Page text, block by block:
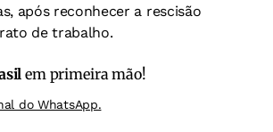
após reconhecer a rescisão
de trabalho.
em primeira mão!
do WhatsApp.